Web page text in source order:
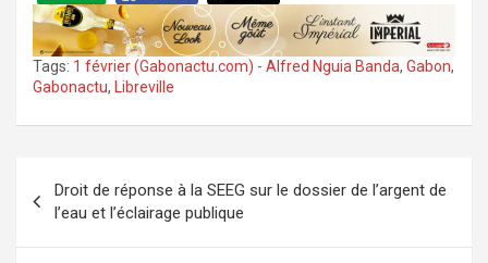
Tags: 1 février (Gabonactu.com) - Alfred Nguia Banda, Gabon,
Gabonactu, Libreville
de
l’article
Droit de réponse à la SEEG sur le dossier de l’argent de
l’eau et l’éclairage publique